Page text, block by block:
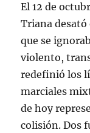
El 12 de
Triana desató
que se
violento,
redefinió los
marciales
de hoy
colisión. Dos